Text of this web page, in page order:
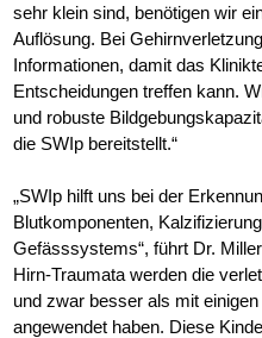
sehr klein sind, benötigen wir
Auflösung. Bei
Informationen, damit das
Entscheidungen treffen kann.
und robuste
die SWIp bereitstellt.“
„SWIp hilft uns bei der
Blutkomponenten,
Gefässsystems“, führt Dr.
Hirn-Traumata werden die
und zwar besser als mit
angewendet haben. Diese